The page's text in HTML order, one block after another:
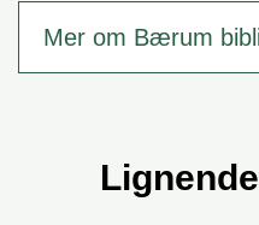
Mer om Bærum